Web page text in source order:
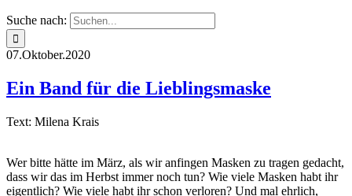
Suche nach:
07.Oktober.2020
Ein Band für die Lieblingsmaske
Text: Milena Krais
Wer bitte hätte im März, als wir anfingen Masken zu tragen gedacht,
dass wir das im Herbst immer noch tun? Wie viele Masken habt ihr
eigentlich? Wie viele habt ihr schon verloren? Und mal ehrlich,